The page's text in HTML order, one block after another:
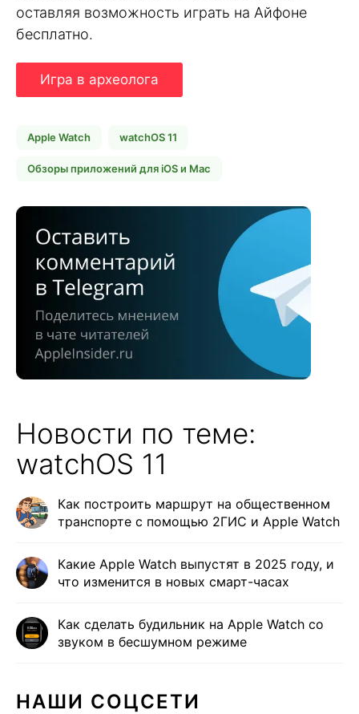
оставляя возможность играть на Айфоне
бесплатно.
Игра в археолога
Apple Watch watchOS 11
Обзоры приложений для iOS и Mac
Новости по теме:
watchOS 11
Как построить маршрут на общественном
транспорте с помощью 2ГИС и Apple Watch
Какие Apple Watch выпустят в 2025 году, и
что изменится в новых смарт-часах
Как сделать будильник на Apple Watch со
звуком в бесшумном режиме
НАШИ СОЦСЕТИ